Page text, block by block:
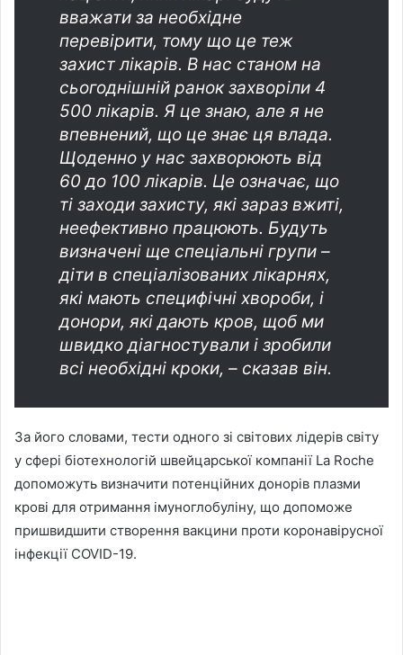
вважати за необхідне
перевірити, тому що це теж
захист лікарів. В нас станом на
сьогоднішній ранок захворіли 4
500 лікарів. Я це знаю, але я не
впевнений, що це знає ця влада.
Щоденно у нас захворюють від
60 до 100 лікарів. Це означає, що
ті заходи захисту, які зараз вжиті,
неефективно працюють. Будуть
визначені ще спеціальні групи –
діти в спеціалізованих лікарнях,
які мають специфічні хвороби, і
донори, які дають кров, щоб ми
швидко діагностували і зробили
всі необхідні кроки, – сказав він.
За його словами, тести одного зі світових лідерів світу
у сфері біотехнологій швейцарської компанії La Roche
допоможуть визначити потенційних донорів плазми
крові для отримання імуноглобуліну, що допоможе
пришвидшити створення вакцини проти коронавірусної
інфекції COVID-19.